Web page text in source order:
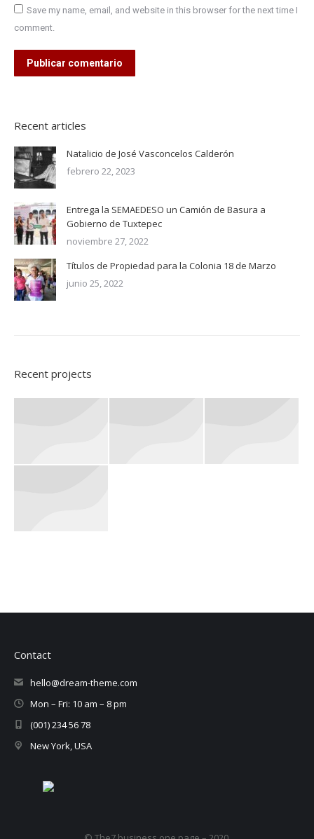
Save my name, email, and website in this browser for the next time I
comment.
Publicar comentario
Recent articles
Natalicio de José Vasconcelos Calderón
febrero 22, 2023
Entrega la SEMAEDESO un Camión de Basura a
Gobierno de Tuxtepec
noviembre 27, 2022
Títulos de Propiedad para la Colonia 18 de Marzo
junio 25, 2022
Recent projects
Contact
hello@dream-theme.com
Mon – Fri: 10 am – 8 pm
(001) 234 56 78
New York, USA